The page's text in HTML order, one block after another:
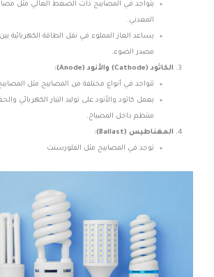
يتواجد في المصابيح ذات الضغط العالي مثل
المعدني.
يساعد الغاز المملوء في نقل الطاقة الكهربائية
مصدر الضوء.
الكاثود (Cathode) والأنود (Anode):
تتواجد في أنواع مختلفة من المصابيح مثل المصابيح
يعمل كاثود والأنود على توليد التيار الكهربائي
منتظم داخل المصباح.
المغناطيس (Ballast):
توجد في المصابيح مثل الفلورسنت